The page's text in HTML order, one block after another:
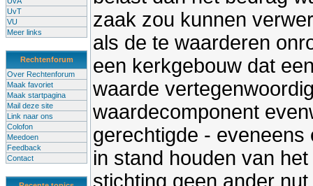
UvT
VU
Meer links
Rechtenforum
Over Rechtenforum
Maak favoriet
Maak startpagina
Mail deze site
Link naar ons
Colofon
Meedoen
Feedback
Contact
zaak zou kunnen
als de te waarderen
een kerkgebouw dat
waarde
waardecomponent
gerechtigde -
in stand houden van
stichting geen ander